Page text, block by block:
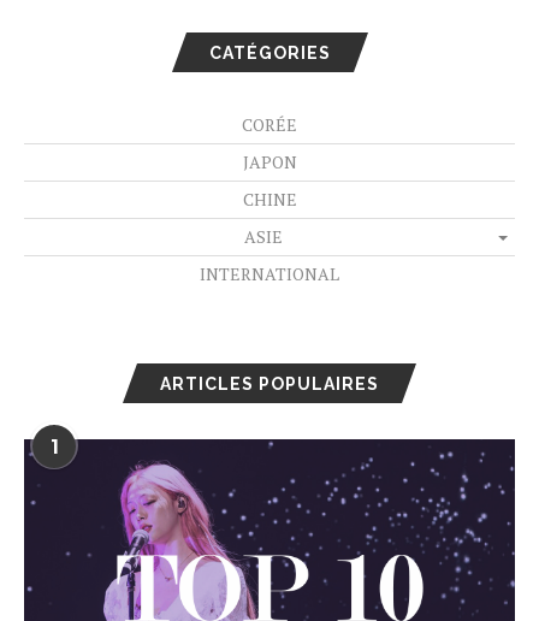
CATÉGORIES
CORÉE
JAPON
CHINE
ASIE
INTERNATIONAL
ARTICLES POPULAIRES
1